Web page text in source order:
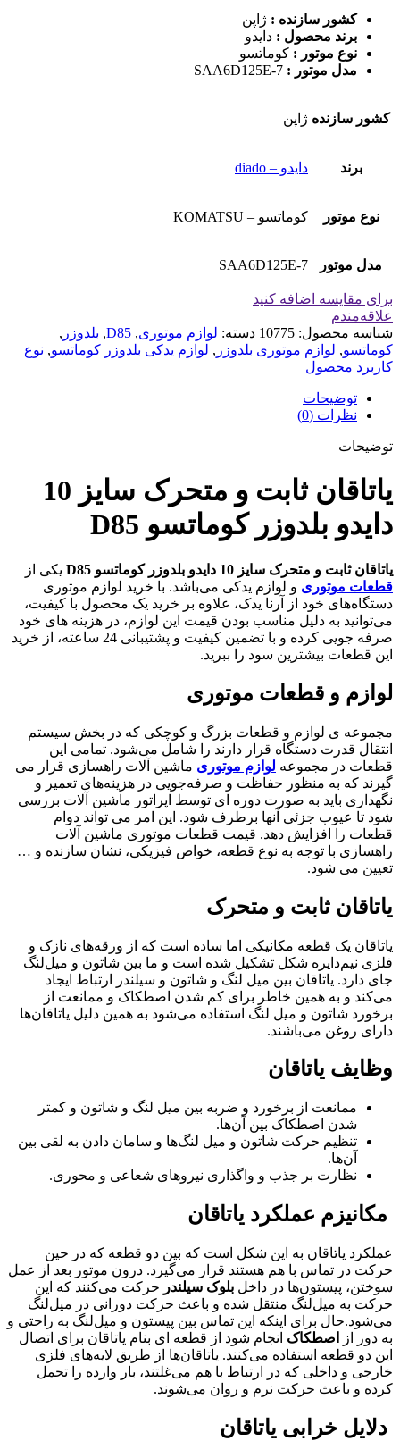
کشور سازنده : ژاپن
برند محصول : دایدو
نوع موتور : کوماتسو
مدل موتور : SAA6D125E-7
کشور سازنده ژاپن
برند دایدو – diado
نوع موتور کوماتسو – KOMATSU
مدل موتور SAA6D125E-7
برای مقایسه اضافه کنید
علاقه‌مندم
شناسه محصول: 10775 دسته: لوازم موتوری,
D85
, بلدوزر ,
کوماتسو, لوازم موتوری بلدوزر , لوازم یدکی بلدوزر کوماتسو, نوع
کاربرد محصول
توضیحات
نظرات (0)
توضیحات
یاتاقان ثابت و متحرک سایز 10
دایدو بلدوزر کوماتسو D85
یاتاقان ثابت و متحرک سایز 10 دایدو بلدوزر کوماتسو D85
یکی از
قطعات موتوری و لوازم یدکی می‌باشد. با خرید لوازم موتوری
دستگاه‌های خود از آرنا یدک، علاوه بر خرید یک محصول با کیفیت،
می‌توانید به دلیل مناسب بودن قیمت این لوازم، در هزینه های خود
صرفه جویی کرده و با تضمین کیفیت و پشتیبانی 24 ساعته، از خرید
این قطعات بیشترین سود را ببرید.
لوازم و قطعات موتوری
مجموعه ی لوازم و قطعات بزرگ و کوچکی که در بخش سیستم
انتقال قدرت دستگاه قرار دارند را شامل می‌شود. تمامی این
قطعات در مجموعه لوازم موتوری ماشین آلات راهسازی قرار می
گیرند که به منظور حفاظت و صرفه‌جویی در هزینه‌های تعمیر و
نگهداری باید به صورت دوره ای توسط اپراتور ماشین آلات بررسی
شود تا عیوب جزئی آنها برطرف شود. این امر می تواند دوام
قطعات را افزایش دهد. قیمت قطعات موتوری ماشین آلات
راهسازی با توجه به نوع قطعه، خواص فیزیکی، نشان سازنده و …
تعیین می شود.
یاتاقان ثابت و متحرک
یاتاقان یک قطعه مکانیکی اما ساده است که از ورقه‌های نازک و
فلزی نیم‌دایره شکل تشکیل شده است و ما بین شاتون و میل‌لنگ
جای دارد. یاتاقان بین میل‌ لنگ و شاتون و سیلندر ارتباط ایجاد
می‌کند و به همین خاطر برای کم شدن اصطکاک و ممانعت از
برخورد شاتون و میل‌ لنگ استفاده می‌شود به همین دلیل یاتاقان‌ها
دارای روغن می‌باشند.
وظایف یاتاقان
ممانعت از برخورد و ضربه بین میل‌ لنگ و شاتون و کمتر
شدن اصطکاک بین آن‌ها.
تنظیم حرکت شاتون و میل‌ لنگ‌ها و سامان دادن به لقی بین
آن‌ها.
نظارت بر جذب و واگذاری نیروهای شعاعی و محوری.
مکانیزم عملکرد یاتاقان
عملکرد یاتاقان به این شکل است که بین دو قطعه که در حین
حرکت در تماس با هم هستند قرار می‌گیرد. درون موتور بعد از عمل
سوختن، پیستون‌ها در داخل بلوک سیلندر حرکت می‌کنند که این
حرکت به میل‌لنگ منتقل شده و باعث حرکت دورانی در میل‌لنگ
می‌شود.حال برای اینکه این تماس بین پیستون و میل‌لنگ به راحتی و
به دور از
اصطکاک انجام شود از قطعه ای بنام یاتاقان برای اتصال
این دو قطعه استفاده می‌کنند. یاتاقان‌ها از طریق لایه‌های فلزی
خارجی و داخلی که در ارتباط با هم می‌غلتند، بار وارده را تحمل
کرده و باعث حرکت نرم و روان می‌شوند.
دلایل خرابی یاتاقان